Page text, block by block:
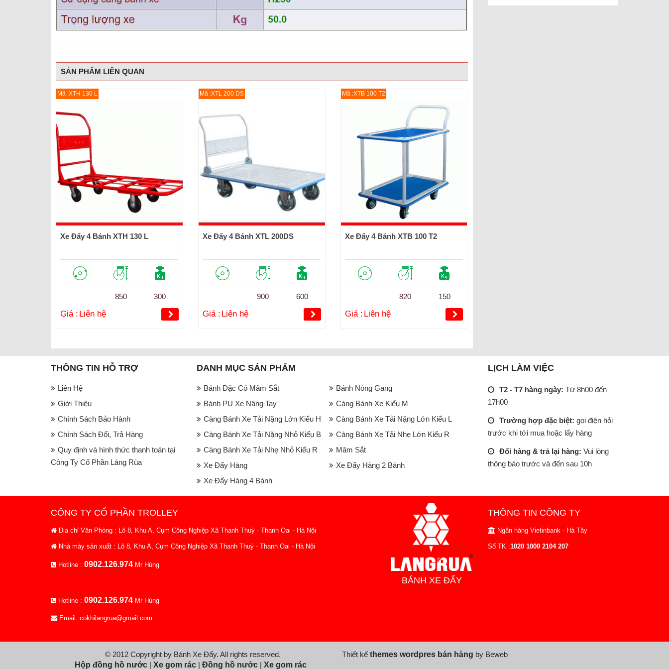
SẢN PHẨM LIÊN QUAN
Mã :XTH 130 L
Xe Đẩy 4 Bánh XTH 130 L
850 300
Giá : Liên hệ
Mã :XTL 200 DS
Xe Đẩy 4 Bánh XTL 200DS
900 600
Giá : Liên hệ
Mã :XTB 100 T2
Xe Đẩy 4 Bánh XTB 100 T2
820 150
Giá : Liên hệ
THÔNG TIN HỖ TRỢ
Liên Hệ
Giới Thiệu
Chính Sách Bảo Hành
Chính Sách Đổi, Trả Hàng
Quy định và hình thức thanh toán tại
Công Ty Cổ Phần Làng Rùa
DANH MỤC SẢN PHẨM
Bánh Đặc Có Mâm Sắt
Bánh Nòng Gang
Bánh PU Xe Nâng Tay
Càng Bánh Xe Kiểu M
Càng Bánh Xe Tải Nặng Lớn Kiểu H
Càng Bánh Xe Tải Nặng Lớn Kiểu L
Càng Bánh Xe Tải Nặng Nhỏ Kiểu B
Càng Bánh Xe Tải Nhẹ Lớn Kiểu R
Càng Bánh Xe Tải Nhẹ Nhỏ Kiểu R
Mâm Sắt
Xe Đẩy Hàng
Xe Đẩy Hàng 2 Bánh
Xe Đẩy Hàng 4 Bánh
LỊCH LÀM VIỆC
T2 - T7 hàng ngày: Từ 8h00 đến
17h00
Trường hợp đặc biệt: gọi điện hỏi
trước khi tới mua hoặc lấy hàng
Đổi hàng & trả lại hàng: Vui lòng
thông báo trước và đến sau 10h
CÔNG TY CỔ PHẦN TROLLEY
Địa chỉ Văn Phòng : Lô 8, Khu A, Cụm Công Nghiệp Xã Thanh Thuỳ - Thanh Oai - Hà Nội
Nhà máy sản xuất : Lô 8, Khu A, Cụm Công Nghiệp Xã Thanh Thuỳ - Thanh Oai - Hà Nội
Hotline : 0902.126.974 Mr Hùng
Hotline : 0902.126.974 Mr Hùng
Email: cokhilangrua@gmail.com
BÁNH XE ĐẨY
THÔNG TIN CÔNG TY
Ngân hàng Vietinbank - Hà Tây
Số TK :1020 1000 2104 207
© 2012 Copyright by Bánh Xe Đẩy. All rights reserved.
Hộp đồng hồ nước | Xe gom rác | Đồng hồ nước | Xe gom rác
Thiết kế themes wordpres bán hàng by Beweb